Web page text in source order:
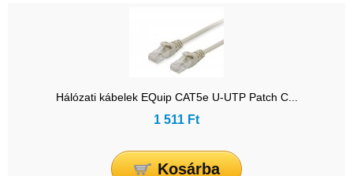
Hálózati kábelek EQuip CAT5e U-UTP Patch C...
1 511 Ft
Kosárba